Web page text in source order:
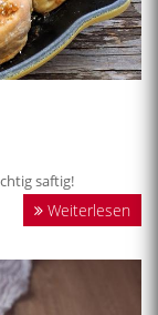
saftig!
Weiterlesen